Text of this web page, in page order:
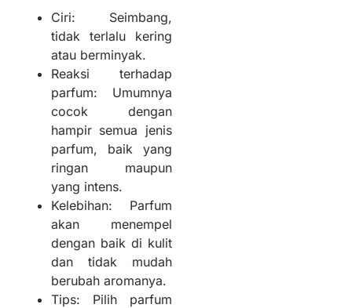
Ciri: Seimbang,
tidak terlalu kering
atau berminyak.
Reaksi terhadap
parfum: Umumnya
cocok dengan
hampir semua jenis
parfum, baik yang
ringan maupun
yang intens.
Kelebihan: Parfum
akan menempel
dengan baik di kulit
dan tidak mudah
berubah aromanya.
Tips: Pilih parfum